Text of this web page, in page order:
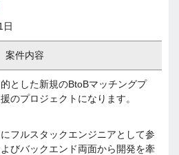
案件内容
とした新規のBtoBマッチングプ
のプロジェクトになります。
フルスタックエンジニアとして参
びバックエンド両面から開発を牽